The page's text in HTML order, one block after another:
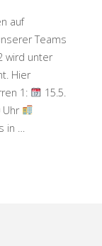
auf
Teams
wird unter
Hier
1:
15.5.
Uhr
…